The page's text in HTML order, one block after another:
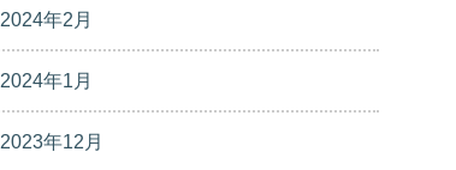
2024年2月
2024年1月
2023年12月